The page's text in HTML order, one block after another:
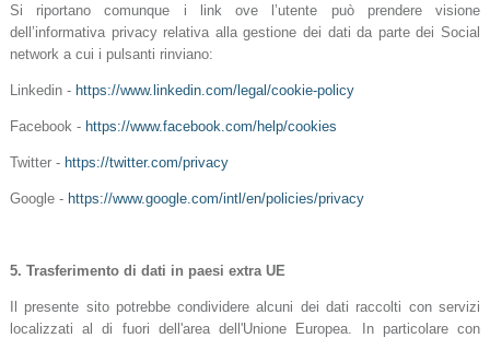
Si riportano comunque i link ove l’utente può prendere visione
dell’informativa privacy relativa alla gestione dei dati da parte dei Social
network a cui i pulsanti rinviano:
Linkedin - https://www.linkedin.com/legal/cookie-policy
Facebook - https://www.facebook.com/help/cookies
Twitter - https://twitter.com/privacy
Google - https://www.google.com/intl/en/policies/privacy
5. Trasferimento di dati in paesi extra UE
Il presente sito potrebbe condividere alcuni dei dati raccolti con servizi
localizzati al di fuori dell'area dell'Unione Europea. In particolare con